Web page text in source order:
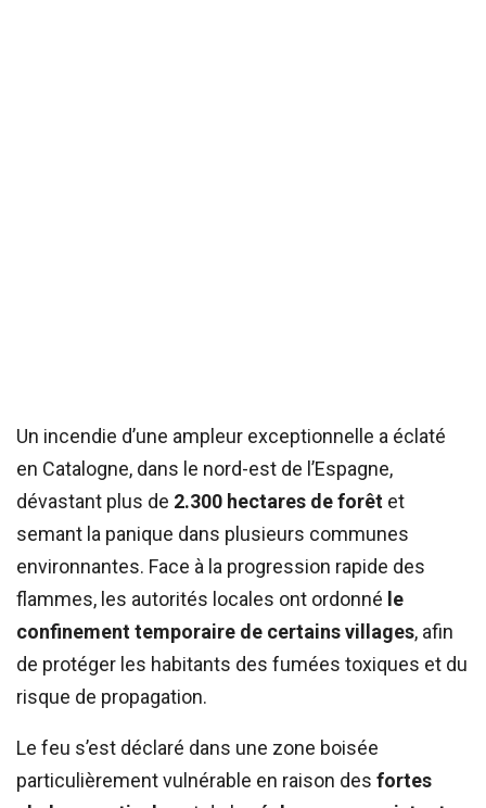
Un incendie d’une ampleur exceptionnelle a éclaté
en Catalogne, dans le nord-est de l’Espagne,
dévastant plus de 2.300 hectares de forêt et
semant la panique dans plusieurs communes
environnantes. Face à la progression rapide des
flammes, les autorités locales ont ordonné le
confinement temporaire de certains villages, afin
de protéger les habitants des fumées toxiques et du
risque de propagation.
Le feu s’est déclaré dans une zone boisée
particulièrement vulnérable en raison des fortes